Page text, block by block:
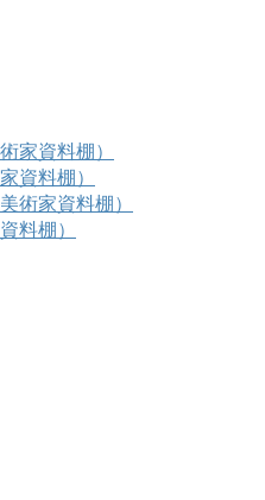
家資料棚）
資料棚）
術家資料棚）
料棚）